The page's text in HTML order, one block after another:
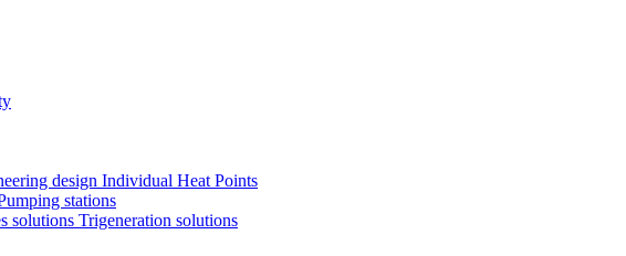
design Individual Heat Points
stations
solutions Trigeneration solutions